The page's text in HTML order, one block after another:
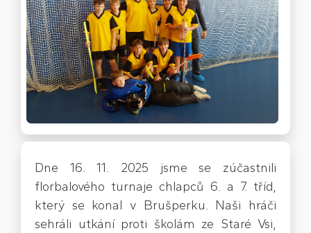
Dne 16. 11. 2025 jsme se zúčastnili
florbalového turnaje chlapců 6. a 7. tříd,
který se konal v Brušperku. Naši hráči
sehráli utkání proti školám ze Staré Vsi,